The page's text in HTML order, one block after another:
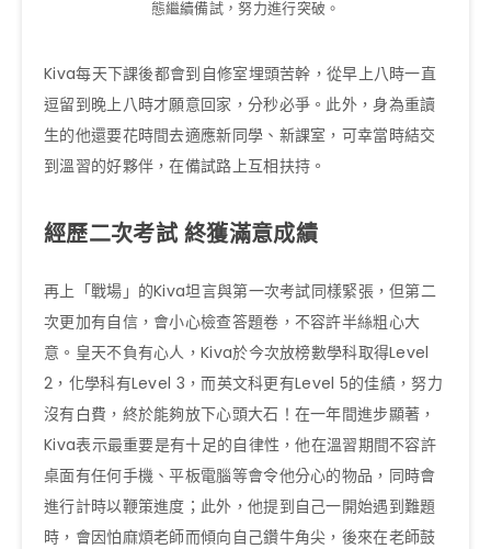
態繼續備試，努力進行突破。
Kiva每天下課後都會到自修室埋頭苦幹，從早上八時一直
逗留到晚上八時才願意回家，分秒必爭。此外，身為重讀
生的他還要花時間去適應新同學、新課室，可幸當時結交
到溫習的好夥伴，在備試路上互相扶持。
經歷二次考試 終獲滿意成績
再上「戰場」的Kiva坦言與第一次考試同樣緊張，但第二
次更加有自信，會小心檢查答題卷，不容許半絲粗心大
意。皇天不負有心人，Kiva於今次放榜數學科取得Level
2，化學科有Level 3，而英文科更有Level 5的佳績，努力
沒有白費，終於能夠放下心頭大石！在一年間進步顯著，
Kiva表示最重要是有十足的自律性，他在溫習期間不容許
桌面有任何手機、平板電腦等會令他分心的物品，同時會
進行計時以鞭策進度；此外，他提到自己一開始遇到難題
時，會因怕麻煩老師而傾向自己鑽牛角尖，後來在老師鼓